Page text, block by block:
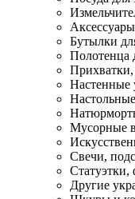
Бутылки
Полотенца
Настенные
Мусорные
Свечи,
Статуэтки,
Другие